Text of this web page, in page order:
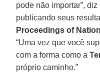
pode não importar”, diz
publicando seus
Proceedings of
“Uma vez que você
com a forma como a
próprio caminho.”